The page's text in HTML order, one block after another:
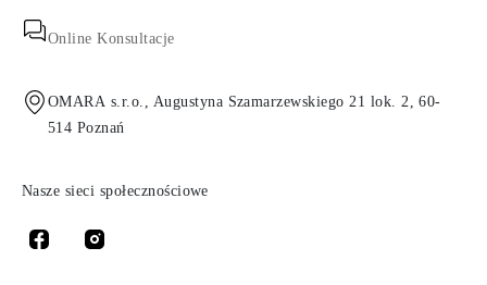
Online Konsultacje
OMARA s.r.o., Augustyna Szamarzewskiego 21 lok. 2, 60-
514 Poznań
Nasze sieci społecznościowe